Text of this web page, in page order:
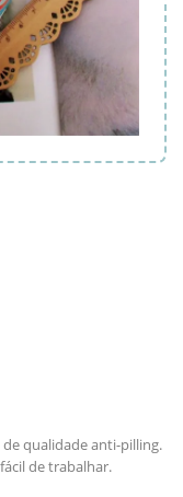
qualidade anti-pilling.
de trabalhar.